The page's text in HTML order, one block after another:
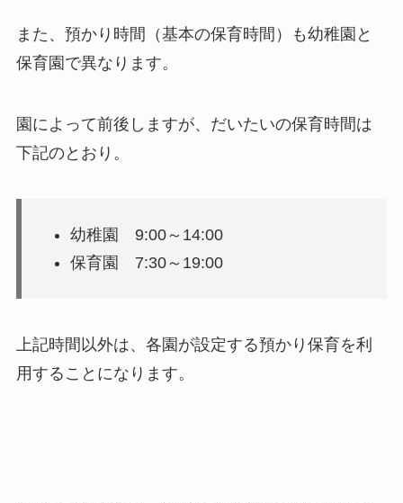
また、 預かり時間（基本の保育時間）も幼稚園と
保育園で異なります。
園によって前後しますが、だいたいの保育時間は
下記のとおり。
幼稚園 9:00～14:00
保育園 7:30～19:00
上記時間以外は、各園が設定する預かり保育を利
用することになります。